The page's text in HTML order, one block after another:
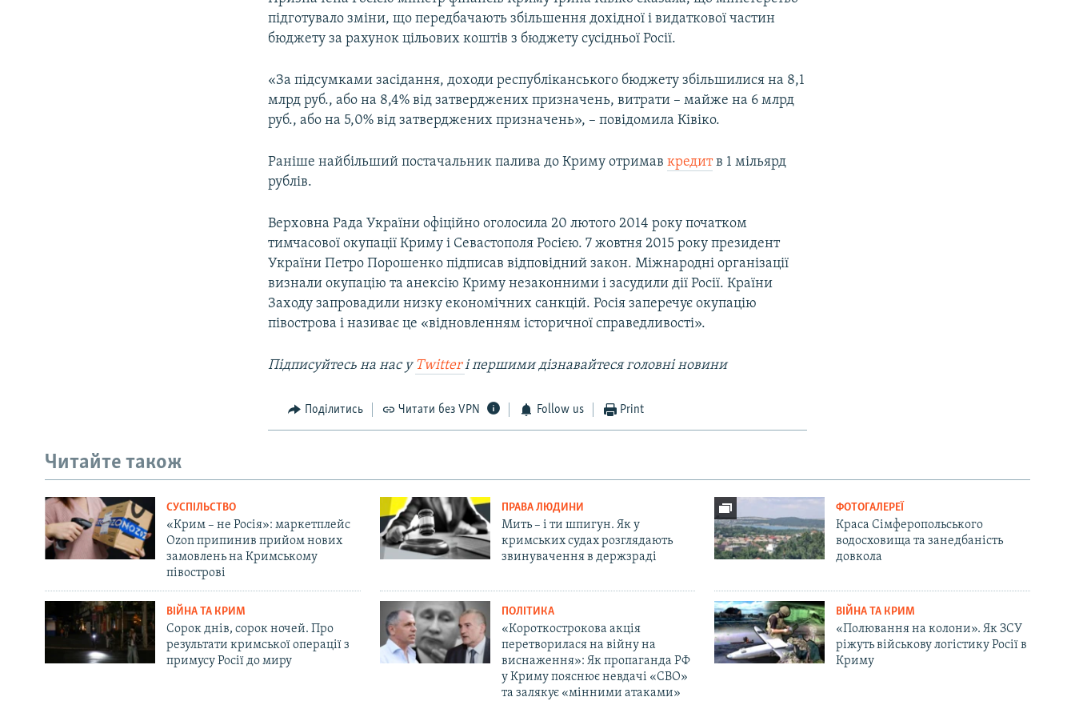
підготувало зміни, що передбачають збільшення дохідної і видаткової частин
бюджету за рахунок цільових коштів з бюджету сусідньої Росії.
«За підсумками засідання, доходи республіканського бюджету збільшилися на 8,1
млрд руб., або на 8,4% від затверджених призначень, витрати – майже на 6 млрд
руб., або на 5,0% від затверджених призначень», – повідомила Ківіко.
Раніше найбільший постачальник палива до Криму отримавкредитв 1 мільярд
рублів.
Верховна Рада України офіційно оголосила 20 лютого 2014 року початком
тимчасової окупації Криму і Севастополя Росією. 7 жовтня 2015 року президент
України Петро Порошенко підписав відповідний закон. Міжнародні організації
визнали окупацію та анексію Криму незаконними і засудили дії Росії. Країни
Заходу запровадили низку економічних санкцій. Росія заперечує окупацію
півострова і називає це «відновленням історичної справедливості».
Підписуйтесь на наc у Twitterі першими дізнавайтеся головні новини
Поділитись Читати без VPN Follow us Print
Читайте також
СУСПІЛЬСТВО
«Крим – не Росія»: маркетплейс
Ozon припинив прийом нових
замовлень на Кримському
півострові
ПРАВА ЛЮДИНИ
Мить – і ти шпигун. Як у
кримських судах розглядають
звинувачення в держзраді
ФОТОГАЛЕРЕЇ
Краса Сімферопольського
водосховища та занедбаність
довкола
ВІЙНА ТА КРИМ
Сорок днів, сорок ночей. Про
результати кримської операції з
примусу Росії до миру
ПОЛІТИКА
«Короткострокова акція
перетворилася на війну на
виснаження»: Як пропаганда РФ
у Криму пояснює невдачі «СВО»
та залякує «мінними атаками»
ВІЙНА ТА КРИМ
«Полювання на колони». Як ЗСУ
ріжуть військову логістику Росії в
Криму